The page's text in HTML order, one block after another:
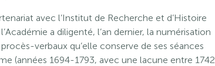
avec l’Institut de Recherche et d’Histoire
a diligenté, l’an dernier, la numérisation
verbaux qu’elle conserve de ses séances
(années 1694-1793, avec une lacune entre 1742